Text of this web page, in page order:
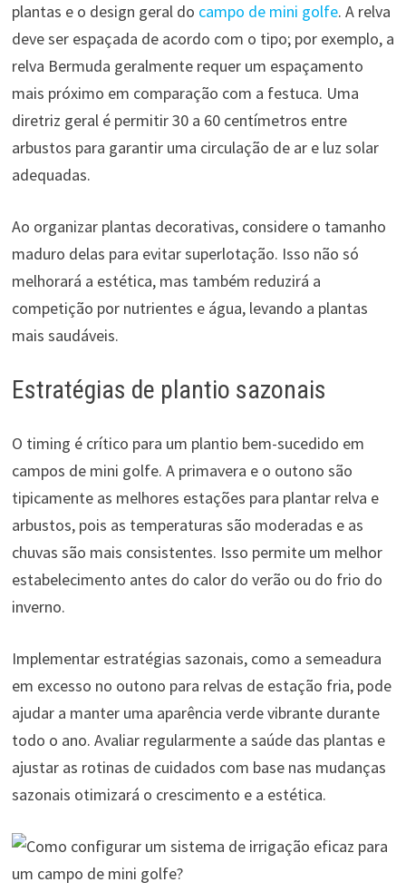
plantas e o design geral do campo de mini golfe. A relva
deve ser espaçada de acordo com o tipo; por exemplo, a
relva Bermuda geralmente requer um espaçamento
mais próximo em comparação com a festuca. Uma
diretriz geral é permitir 30 a 60 centímetros entre
arbustos para garantir uma circulação de ar e luz solar
adequadas.
Ao organizar plantas decorativas, considere o tamanho
maduro delas para evitar superlotação. Isso não só
melhorará a estética, mas também reduzirá a
competição por nutrientes e água, levando a plantas
mais saudáveis.
Estratégias de plantio sazonais
O timing é crítico para um plantio bem-sucedido em
campos de mini golfe. A primavera e o outono são
tipicamente as melhores estações para plantar relva e
arbustos, pois as temperaturas são moderadas e as
chuvas são mais consistentes. Isso permite um melhor
estabelecimento antes do calor do verão ou do frio do
inverno.
Implementar estratégias sazonais, como a semeadura
em excesso no outono para relvas de estação fria, pode
ajudar a manter uma aparência verde vibrante durante
todo o ano. Avaliar regularmente a saúde das plantas e
ajustar as rotinas de cuidados com base nas mudanças
sazonais otimizará o crescimento e a estética.